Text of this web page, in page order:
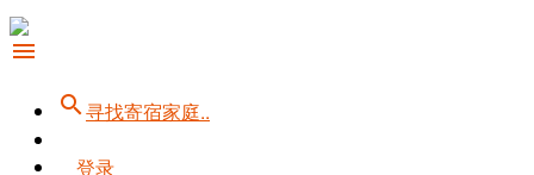
menu
search寻找寄宿家庭..
登录